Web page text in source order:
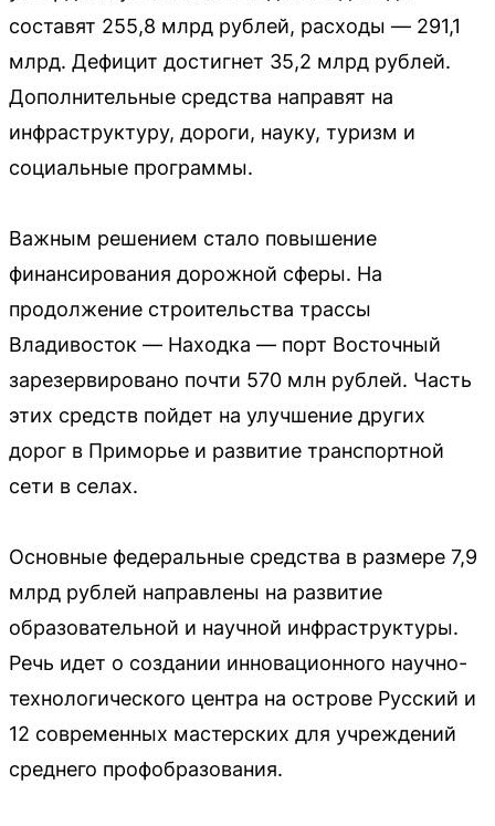
составят 255,8 млрд рублей, расходы — 291,1
млрд. Дефицит достигнет 35,2 млрд рублей.
Дополнительные средства направят на
инфраструктуру, дороги, науку, туризм и
социальные программы.
Важным решением стало повышение
финансирования дорожной сферы. На
продолжение строительства трассы
Владивосток — Находка — порт Восточный
зарезервировано почти 570 млн рублей. Часть
этих средств пойдет на улучшение других
дорог в Приморье и развитие транспортной
сети в селах.
Основные федеральные средства в размере 7,9
млрд рублей направлены на развитие
образовательной и научной инфраструктуры.
Речь идет о создании инновационного научно-
технологического центра на острове Русский и
12 современных мастерских для учреждений
среднего профобразования.